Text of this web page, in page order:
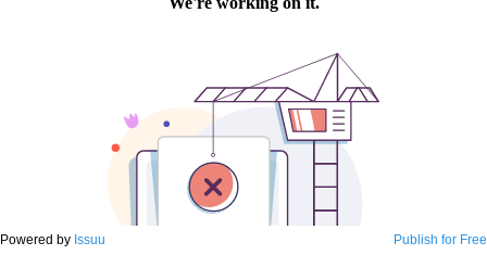
Powered by Issuu Publish for Free